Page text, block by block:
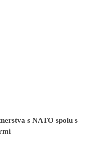
s NATO spolu s